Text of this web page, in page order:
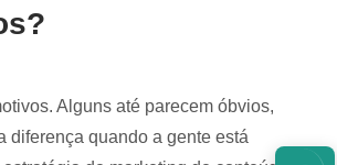
Alguns até parecem óbvios,
diferença quando a gente está